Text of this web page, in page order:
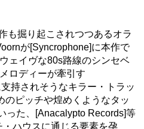
も掘り起こされつつあるオラ
が[Syncrophone]に本作で
ェイヴな80s路線のシンセベ
ロディーが牽引す
持されそうなキラー・トラッ
のピッチや煌めくようなタッ
った、[Anacalypto Records]等
ハウスに通じる要素を孕